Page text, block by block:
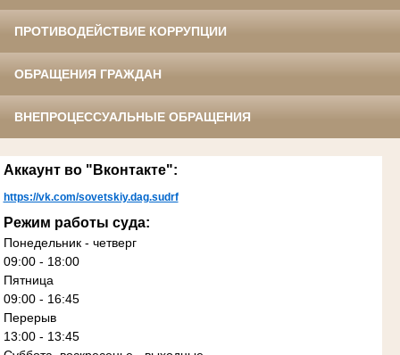
ПРОТИВОДЕЙСТВИЕ КОРРУПЦИИ
ОБРАЩЕНИЯ ГРАЖДАН
ВНЕПРОЦЕССУАЛЬНЫЕ ОБРАЩЕНИЯ
Аккаунт во "Вконтакте":
https://vk.com/sovetskiy.dag.sudrf
Режим работы суда:
Понедельник - четверг
09:00 - 18:00
Пятница
09:00 - 16:45
Перерыв
13:00 - 13:45